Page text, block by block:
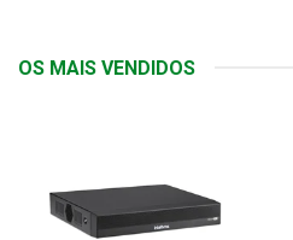
OS MAIS VENDIDOS